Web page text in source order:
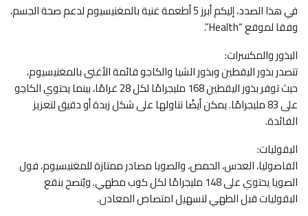
في هذا الصدد، إليكم أبرز 5 أطعمة غنية بالمغنيسيوم لدعم صحة الجسم،
وفقا لموقع “Health”.
البذور والمكسرات:
تتصدر بذور اليقطين وبذور الشيا والكاجو قائمة الأغنى بالمغنيسيوم،
حيث توفر بذور اليقطين 168 مليجرامًا لكل 28 غرامًا، بينما يحتوي الكاجو
على 83 مليجرامًا. يمكن أيضًا تناولها على شكل زبدة أو دقيق لتعزيز
الفائدة.
البقوليات:
الفاصوليا، العدس، الحمص، والصويا مصادر ممتازة للمغنيسيوم، فول
الصويا يحتوي على 148 مليجرامًا لكل كوب مطهي. ويُنصح بنقع
البقوليات قبل الطهي لتسهيل امتصاص المعادن.